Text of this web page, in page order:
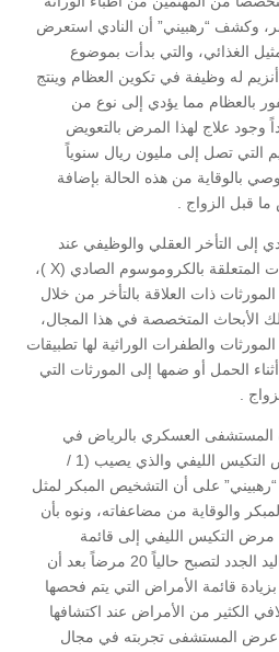
وكشف “رهبيني” أن النادي استعرض
الغذائي، والتي بدأت بموضوع
له وظيفة في تكوين العظام وينتج
بالعظام مما يؤدي إلى نوع من
وجود علاج لهذا المرض بالتعويض
التي تصل إلى مليون ريال سنوياً
بالوقاية من هذه الحالة بإضافة
قبل الزواج .
إلى التأخر العقلي والوظيفي عند
الأطفال حيث تم عرض المورثات المتعلقة بالكروموسوم الصادي (X )،
ذات العلاقة بالتأخر من خلال
الأبحاث المتخصصة في هذا المجال،
والطفرات الوراثية لها تطبيقات
الحمل أو ضمها إلى المورثات التي
.
المستشفى العسكري بالرياض في
“الفحص المبكر للمواليد” لمرض التكيس الليفي والذي يصيب (1 /
“رهبيني” على أن التشخيص المبكر لمثل
والوقاية من مضاعفاته، ونوه بأن
التكيس الليفي إلى قائمة
الأمراض التي يتم فحصها للمواليد الجدد لتصبح حالياً 20 مرضاً بعد أن
وطالب بزيادة قائمة الأمراض التي يتم فحصها
الكثير من الأمراض عند اكتشافها
عرض المستشفى تجربته في مجال